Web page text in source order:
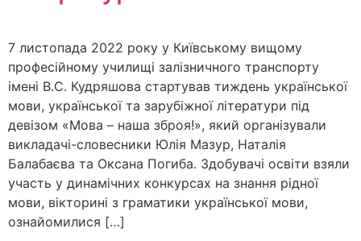
7 листопада 2022 року у Київському вищому
професійному училищі залізничного транспорту
імені В.С. Кудряшова стартував тиждень української
мови, української та зарубіжної літератури під
девізом «Мова – наша зброя!», який організували
викладачі-словесники Юлія Мазур, Наталія
Балабаєва та Оксана Погиба. Здобувачі освіти взяли
участь у динамічних конкурсах на знання рідної
мови, вікторині з граматики української мови,
ознайомилися […]